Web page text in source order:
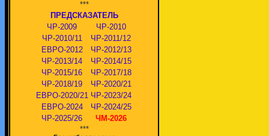
***
ПРЕДСКАЗАТЕЛЬ
ЧР-2009
ЧР-2010
ЧР-2010/11
ЧР-2011/12
ЕВРО-2012
ЧР-2012/13
ЧР-2013/14
ЧР-2014/15
ЧР-2015/16
ЧР-2017/18
ЧР-2018/19
ЧР-2020/21
ЕВРО-2020/21 ЧР-2023/24
ЕВРО-2024
ЧР-2024/25
ЧР-2025/26
ЧМ-2026
***